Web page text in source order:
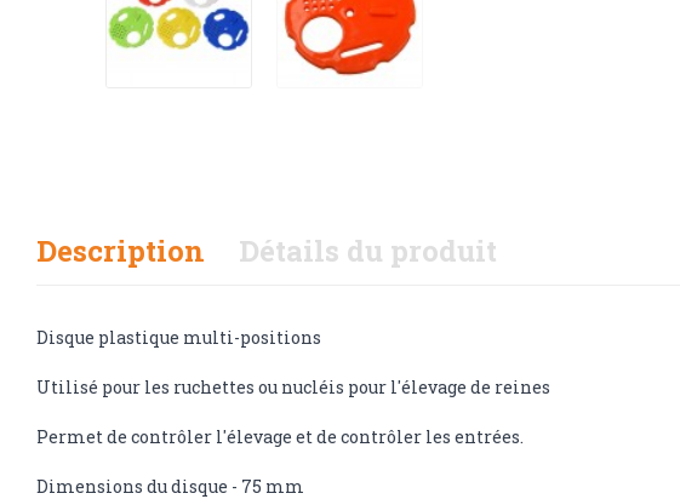
Description Détails du produit
Disque plastique multi-positions
Utilisé pour les ruchettes ou nucléis pour l'élevage de reines
Permet de contrôler l'élevage et de contrôler les entrées.
Dimensions du disque - 75 mm